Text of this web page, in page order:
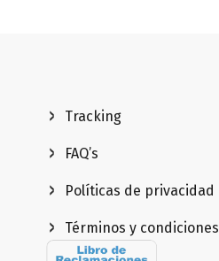
Tracking
FAQ’s
Políticas de privacidad
Términos y condiciones